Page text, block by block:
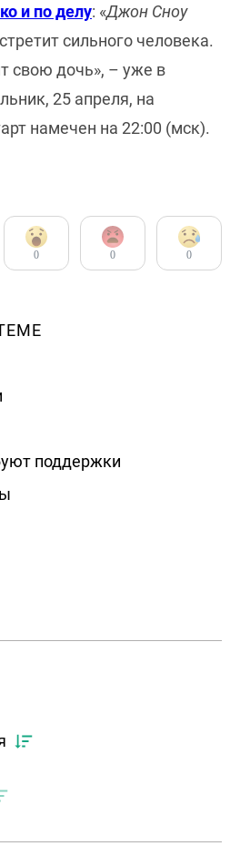
и по делу: «Джон Сноу
сильного человека.
свою дочь», – уже в
25 апреля, на
намечен на 22:00 (мск).
0 0 0
поддержки